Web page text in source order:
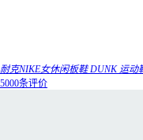
耐克NIKE女休闲板鞋 DUNK 运动
5000条评价